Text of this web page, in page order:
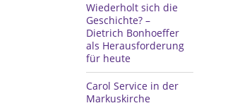
Wiederholt sich die
Geschichte? –
Dietrich Bonhoeffer
als Herausforderung
für heute
Carol Service in der
Markuskirche